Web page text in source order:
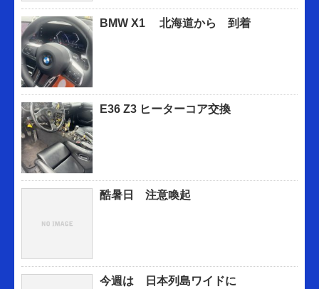
BMW X1 北海道から 到着
E36 Z3 ヒーターコア交換
酷暑日 注意喚起
今週は 日本列島ワイドに